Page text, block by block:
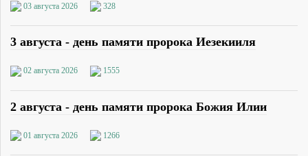
03 августа 2026 328
3 августа - день памяти пророка Иезекииля
02 августа 2026 1555
2 августа - день памяти пророка Божия Илии
01 августа 2026 1266